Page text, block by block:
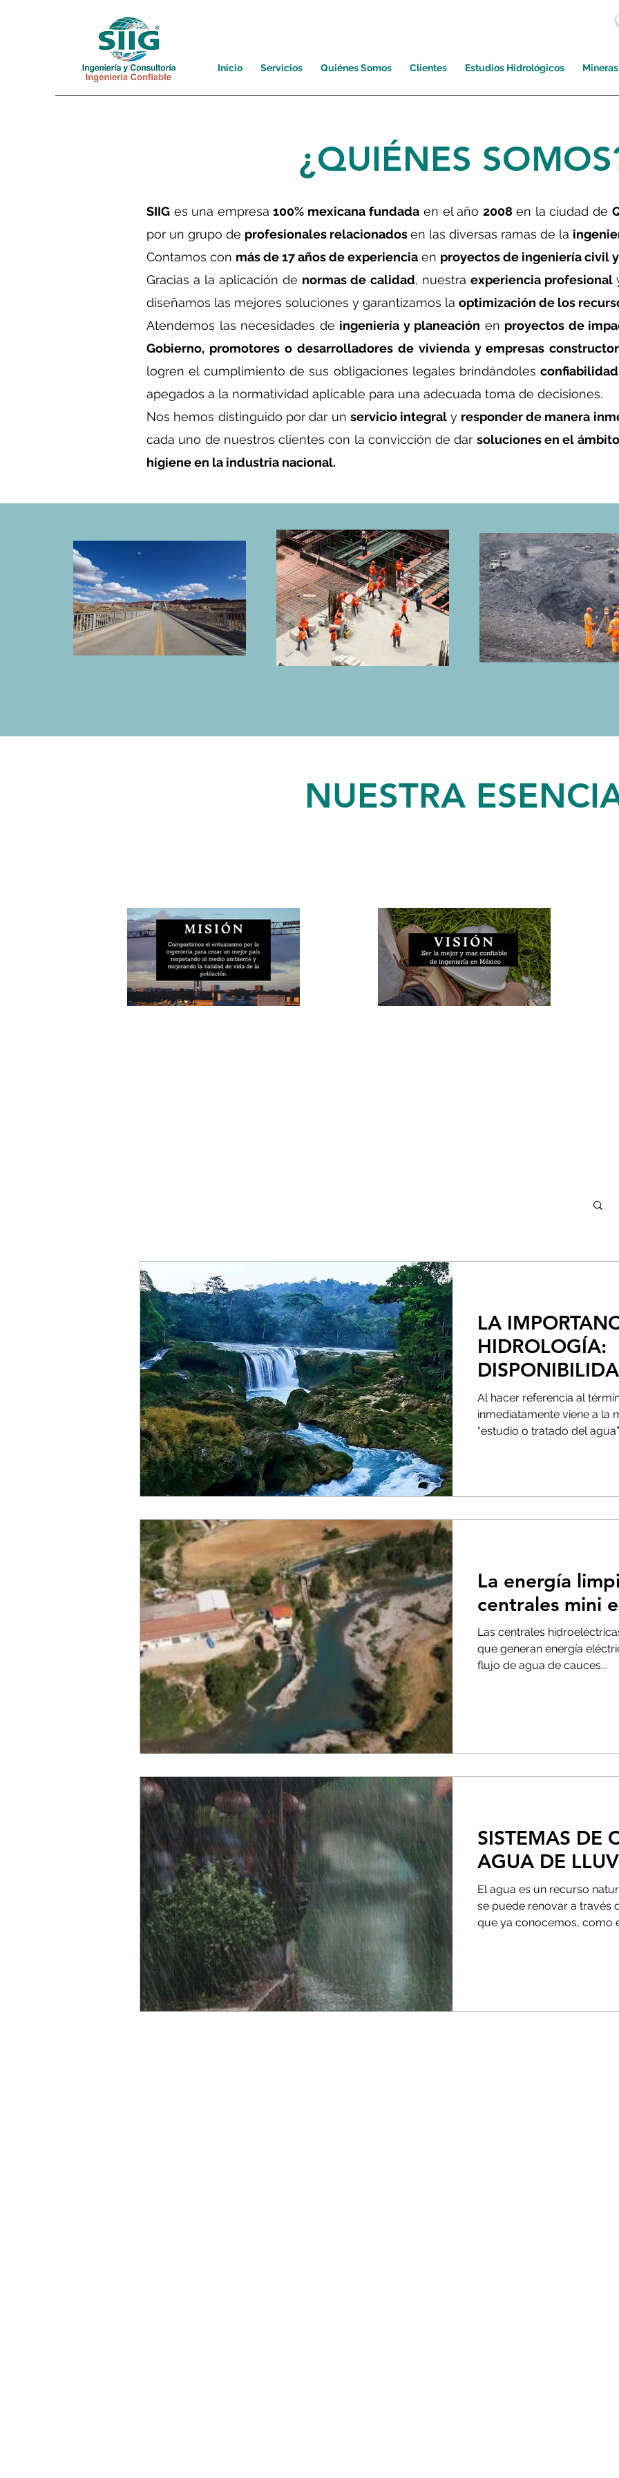
Inicio Servicios Quiénes Somos Clientes Estudios Hidrológicos Mineras
¿QUIÉNES
SIIG es una empresa 100% mexicana fundada en el año2008 en la ciudad de
por un grupo de profesionales relacionadosen las diversas ramas de la
Contamos con más de 17 años de experiencia en proyectos de ingeniería civil
Gracias a la aplicación de normas de calidad, nuestra experiencia profesional
diseñamos las mejores soluciones y garantizamos la optimización de los
Atendemos las necesidades de ingeniería y planeación en proyectos de
Gobierno, promotores o desarrolladores de vivienda y empresas
logren el cumplimiento de sus obligaciones legales brindándoles
apegados a la normatividad aplicable para una adecuada toma de decisiones.
Nos hemos distinguido por dar un servicio integral y responder de manera
cada uno de nuestros clientes con la convicción de dar soluciones en el
higiene en la industria nacional.
NUESTRA
LA
HIDROLOGÍA:
Al hacer referencia al
inmediatamente viene a la
“estudio o tratado del agua”
La energía
centrales mini
Las centrales
que generan energía
flujo de agua de cauces...
SISTEMAS DE
AGUA DE
El agua es un recurso
se puede renovar a través
que ya conocemos, como